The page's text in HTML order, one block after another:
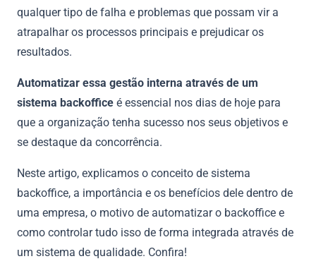
qualquer tipo de falha e problemas que possam vir a
atrapalhar os processos principais e prejudicar os
resultados.
Automatizar essa gestão interna através de um
sistema backoffice é essencial nos dias de hoje para
que a organização tenha sucesso nos seus objetivos e
se destaque da concorrência.
Neste artigo, explicamos o conceito de sistema
backoffice, a importância e os benefícios dele dentro de
uma empresa, o motivo de automatizar o backoffice e
como controlar tudo isso de forma integrada através de
um sistema de qualidade. Confira!